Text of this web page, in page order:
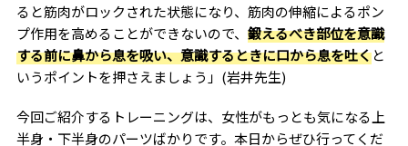
ると筋肉がロックされた状態になり、筋肉の伸縮によるポン
プ作用を高めることができないので、 鍛えるべき部位を意識
する前に鼻から息を吸い、意識するときに口から息を吐くと
いうポイントを押さえましょう」(岩井先生)
今回ご紹介するトレーニングは、女性がもっとも気になる上
半身・下半身のパーツばかりです。本日からぜひ行ってくだ